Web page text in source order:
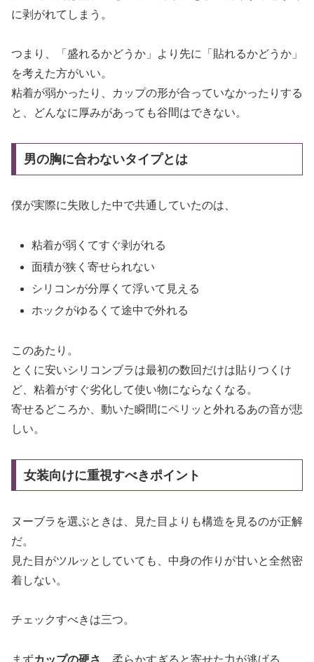
に剥がれてしまう。
つまり、「盛れるかどうか」より先に「貼れるかどうか」
を考えた方がいい。
粘着が弱かったり、カップの形が合っていなかったりする
と、どんなに厚みがあっても谷間はできない。
男の胸に合わないタイプとは
僕が実際に失敗した中で共通していたのは、
粘着が弱くてすぐ剥がれる
面積が狭く寄せられない
シリコンが分厚くて浮いて見える
ホックがゆるくて途中で外れる
このあたり。
とくに安いシリコンブラは最初の数回だけは貼りつくけ
ど、粘着がすぐ劣化して使い物にならなくなる。
寄せるどころか、動いた瞬間にペリッと外れるあの音が悲
しい。
女装向けに重視すべきポイント
ヌーブラを選ぶときは、見た目よりも構造を見るのが正解
だ。
見た目がツルッとしていても、中身の作りが甘いと全然密
着しない。
チェックすべきは三つ。